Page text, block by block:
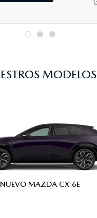
MODELOS
NUEVO MAZDA CX-6E